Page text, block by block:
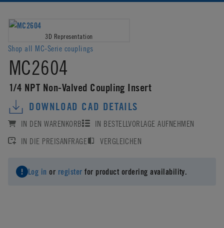
3D Representation
Shop all MC-Serie couplings
MC2604
1/4 NPT Non-Valved Coupling Insert
DOWNLOAD CAD DETAILS
IN DEN WARENKORB
IN BESTELLVORLAGE AUFNEHMEN
IN DIE PREISANFRAGE
VERGLEICHEN
Log in or register for product ordering availability.